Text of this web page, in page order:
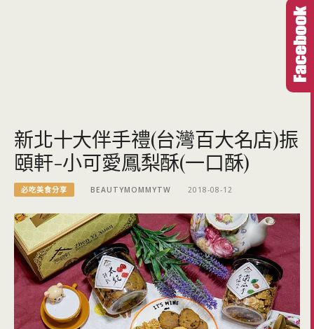
新北十大伴手禮(台灣百大名店)振
頤軒-小可愛鳳梨酥(一口酥)
必吃美食分享 BEAUTYMOMMYTW 2018-08-12